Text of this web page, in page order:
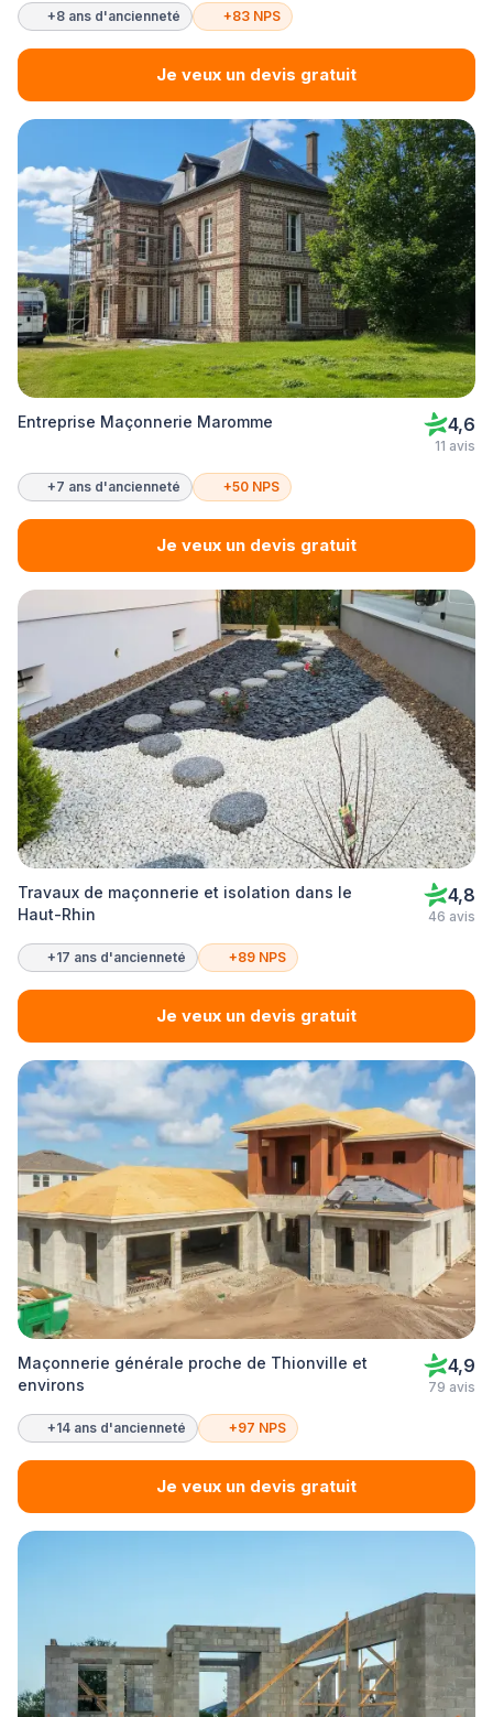
+8 ans d'ancienneté +83 NPS
Je veux un devis gratuit
Entreprise Maçonnerie Maromme 4,6
11 avis
+7 ans d'ancienneté +50 NPS
Je veux un devis gratuit
Travaux de maçonnerie et isolation dans le
Haut-Rhin
4,8
46 avis
+17 ans d'ancienneté +89 NPS
Je veux un devis gratuit
Maçonnerie générale proche de Thionville et
environs
4,9
79 avis
+14 ans d'ancienneté +97 NPS
Je veux un devis gratuit